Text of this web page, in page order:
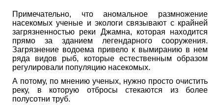
Примечательно, что аномальное размножение
насекомых ученые и экологи связывают с крайней
загрязненностью реки Джамна, которая находится
прямо за зданием легендарного сооружения.
Загрязнение водоема привело к вымиранию в нем
ряда видов рыб, которые естественным образом
регулировали популяцию насекомых.
А потому, по мнению ученых, нужно просто очистить
реку, в которую отбросы стекаются из более
полусотни труб.